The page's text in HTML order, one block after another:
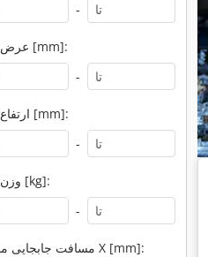
-
عرض کل [mm]:
-
ارتفاع کل [mm]:
-
وزن کل [kg]:
-
مسافت جابجایی محور X [mm]: